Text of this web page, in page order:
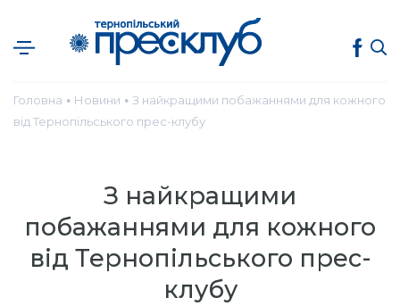
Головна ● Новини ● З найкращими побажаннями для кожного
від Тернопільського прес-клубу
З найкращими
побажаннями для кожного
від Тернопільського прес-
клубу